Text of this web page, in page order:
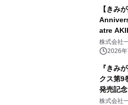
【きみ
Anniversary
atre
(金)より
ッピン
どの追
株式会社
2026
『きみ
クス第9
発売記
施！
株式会社